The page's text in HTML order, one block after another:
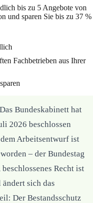
bis zu 5 Angebote von
und sparen Sie bis zu 37 %
Fachbetrieben aus Ihrer
Das Bundeskabinett hat
2026 beschlossen
Arbeitsentwurf ist
– der Bundestag
Recht ist
sich das
Der Bestandsschutz